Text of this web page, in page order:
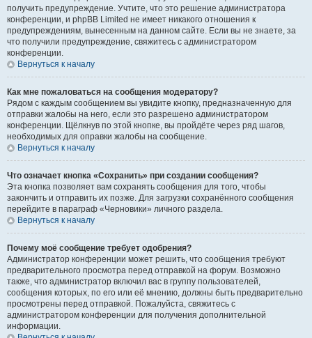
получить предупреждение. Учтите, что это решение администратора
конференции, и phpBB Limited не имеет никакого отношения к
предупреждениям, вынесенным на данном сайте. Если вы не знаете, за
что получили предупреждение, свяжитесь с администратором
конференции.
Вернуться к началу
Как мне пожаловаться на сообщения модератору?
Рядом с каждым сообщением вы увидите кнопку, предназначенную для
отправки жалобы на него, если это разрешено администратором
конференции. Щёлкнув по этой кнопке, вы пройдёте через ряд шагов,
необходимых для оправки жалобы на сообщение.
Вернуться к началу
Что означает кнопка «Сохранить» при создании сообщения?
Эта кнопка позволяет вам сохранять сообщения для того, чтобы
закончить и отправить их позже. Для загрузки сохранённого сообщения
перейдите в параграф «Черновики» личного раздела.
Вернуться к началу
Почему моё сообщение требует одобрения?
Администратор конференции может решить, что сообщения требуют
предварительного просмотра перед отправкой на форум. Возможно
также, что администратор включил вас в группу пользователей,
сообщения которых, по его или её мнению, должны быть предварительно
просмотрены перед отправкой. Пожалуйста, свяжитесь с
администратором конференции для получения дополнительной
информации.